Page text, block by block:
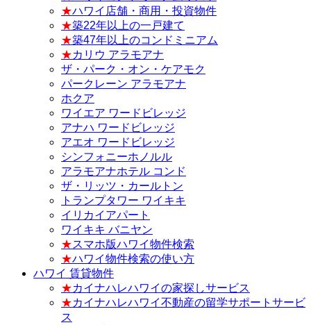
★ハワイ店舗・商用・投資物件
★築22年以上の一戸建て
★築47年以上のコンドミニアム
★カリウ アラモアナ
ザ・パーク・オン・ケアモク
パークレーン アラモアナ
ホクア
ワイエア ワードビレッジ
アナハ ワードビレッジ
アエオ ワードビレッジ
シンフォニーホノルル
アラモアナホテル コンド
ザ・リッツ・カールトン
トランプタワー ワイキキ
イリカイアパート
ワイキキ バニヤン
★スマホ版ハワイ物件検索
★ハワイ物件検索の使い方
ハワイ 賃貸物件
★カイナハレハワイの家探しサービス
★カイナハレハワイ不動産の留学サポートサービ
ス